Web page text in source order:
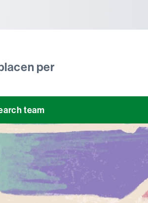
per
team